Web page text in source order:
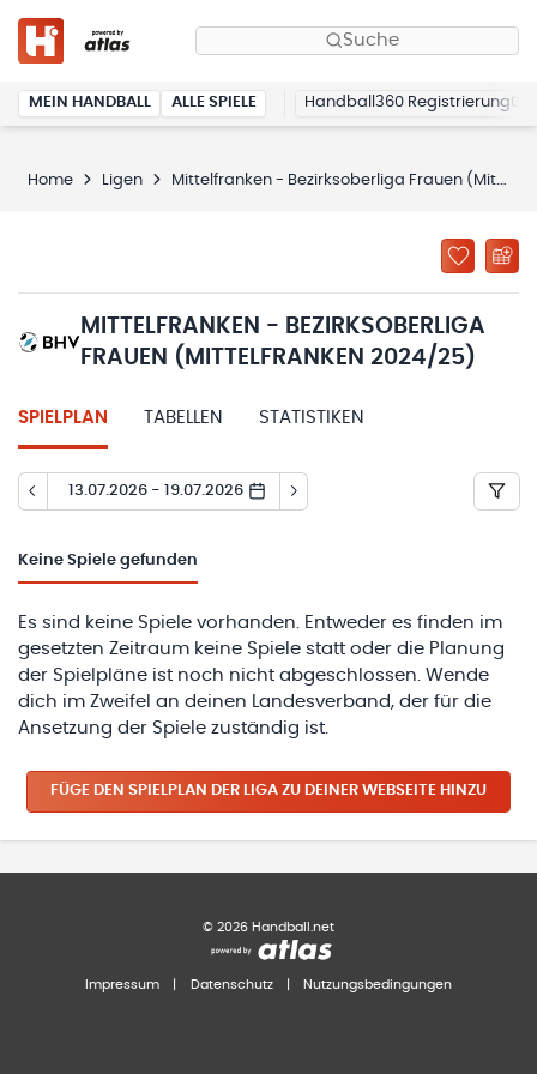
Suche
MEIN HANDBALL ALLE SPIELE Handball360 Registrierung
Home Ligen Mittelfranken - Bezirksoberliga Frauen (Mittelfranken 2024/25)
MITTELFRANKEN - BEZIRKSOBERLIGA
FRAUEN (MITTELFRANKEN 2024/25)
SPIELPLAN TABELLEN STATISTIKEN
13.07.2026 - 19.07.2026
Keine Spiele gefunden
Es sind keine Spiele vorhanden. Entweder es finden im
gesetzten Zeitraum keine Spiele statt oder die Planung
der Spielpläne ist noch nicht abgeschlossen. Wende
dich im Zweifel an deinen Landesverband, der für die
Ansetzung der Spiele zuständig ist.
FÜGE DEN SPIELPLAN DER LIGA ZU DEINER WEBSEITE HINZU
© 2026 Handball.net
Impressum Datenschutz Nutzungsbedingungen